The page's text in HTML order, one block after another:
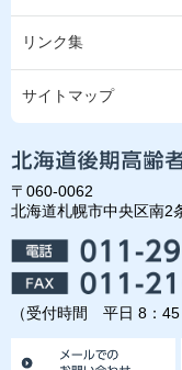
リンク集
サイトマップ
〒060-0062
北海道札幌市中央区南2
（受付時間 平日 8：45